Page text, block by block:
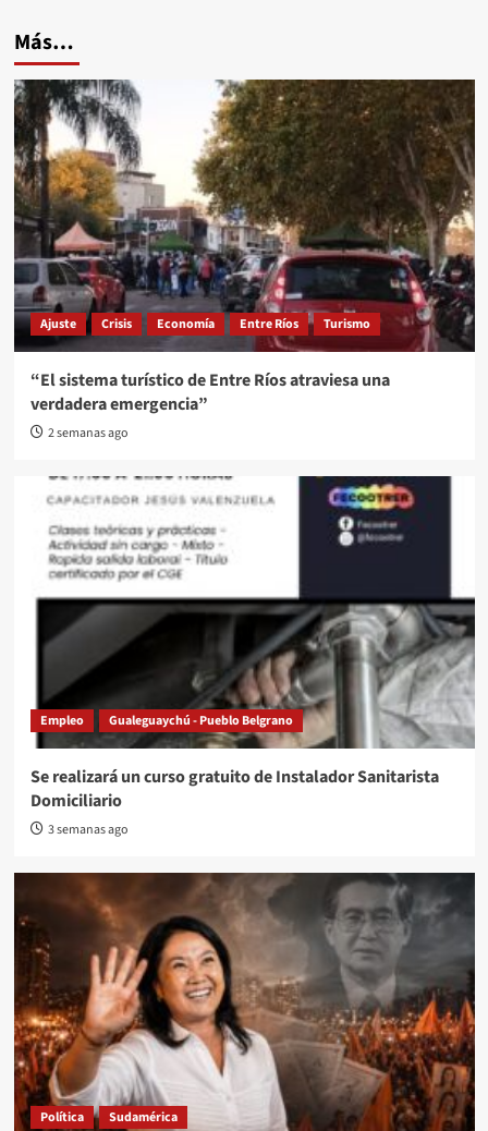
Más…
Ajuste Crisis Economía Entre Ríos Turismo
“El sistema turístico de Entre Ríos atraviesa una
verdadera emergencia”
2 semanas ago
Empleo Gualeguaychú - Pueblo Belgrano
Se realizará un curso gratuito de Instalador Sanitarista
Domiciliario
3 semanas ago
Política Sudamérica